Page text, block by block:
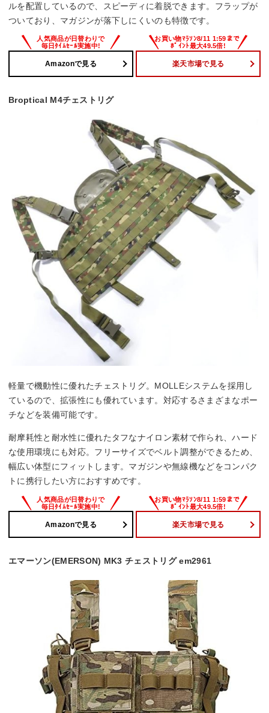
ルを配置しているので、スピーディに着脱できます。フラップが
ついており、マガジンが落下しにくいのも特徴です。
Amazonで見る 楽天市場で見る
Broptical M4チェストリグ
軽量で機動性に優れたチェストリグ。MOLLEシステムを採用し
ているので、拡張性にも優れています。対応するさまざまなポー
チなどを装備可能です。
耐摩耗性と耐水性に優れたタフなナイロン素材で作られ、ハード
な使用環境にも対応。フリーサイズでベルト調整ができるため、
幅広い体型にフィットします。マガジンや無線機などをコンパク
トに携行したい方におすすめです。
Amazonで見る 楽天市場で見る
エマーソン(EMERSON) MK3 チェストリグ em2961